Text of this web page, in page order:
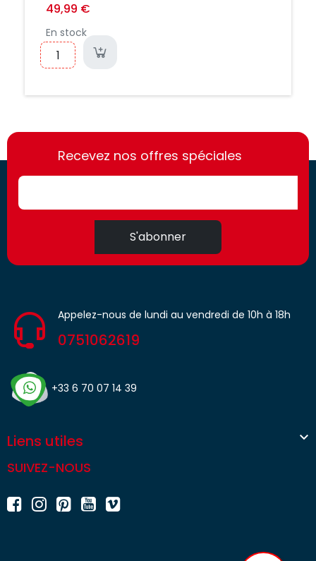
49,99 €
En stock
https://france-
access.fr
https://france-
access.fr
Recevez nos offres spéciales
S'abonner
Appelez-nous de lundi au vendredi de 10h à 18h
0751062619
+33 6 70 07 14 39
Liens utiles 
SUIVEZ-NOUS